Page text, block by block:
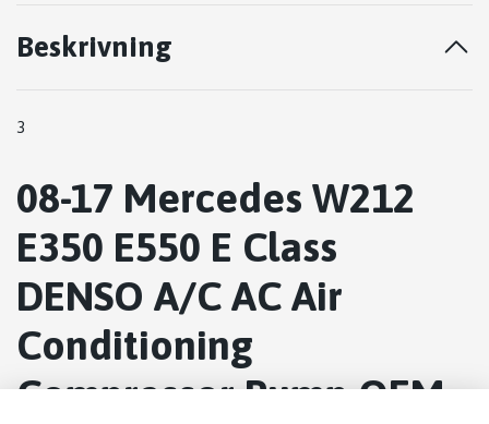
Beskrivning
3
08-17 Mercedes W212
E350 E550 E Class
DENSO A/C AC Air
Conditioning
Compressor Pump OEM